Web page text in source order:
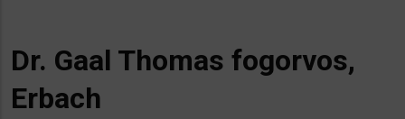
Dr. Gaal Thomas fogorvos,
Erbach